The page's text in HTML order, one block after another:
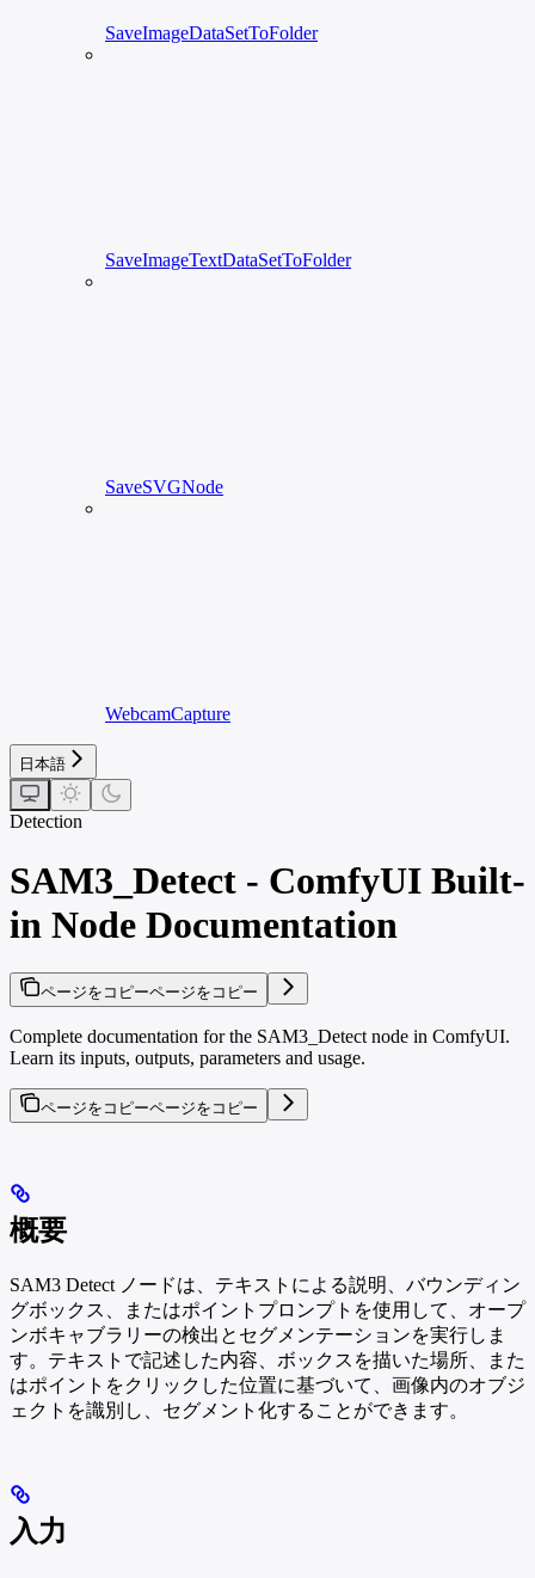
SaveImageDataSetToFolder
SaveImageTextDataSetToFolder
SaveSVGNode
WebcamCapture
日本語
Detection
SAM3_Detect - ComfyUI Built-
in Node Documentation
ページをコピーページをコピー
Complete documentation for the SAM3_Detect node in ComfyUI.
Learn its inputs, outputs, parameters and usage.
ページをコピーページをコピー
概要
SAM3 Detect ノードは、テキストによる説明、バウンディン
グボックス、またはポイントプロンプトを使用して、オープ
ンボキャブラリーの検出とセグメンテーションを実行しま
す。テキストで記述した内容、ボックスを描いた場所、また
はポイントをクリックした位置に基づいて、画像内のオブジ
ェクトを識別し、セグメント化することができます。
入力